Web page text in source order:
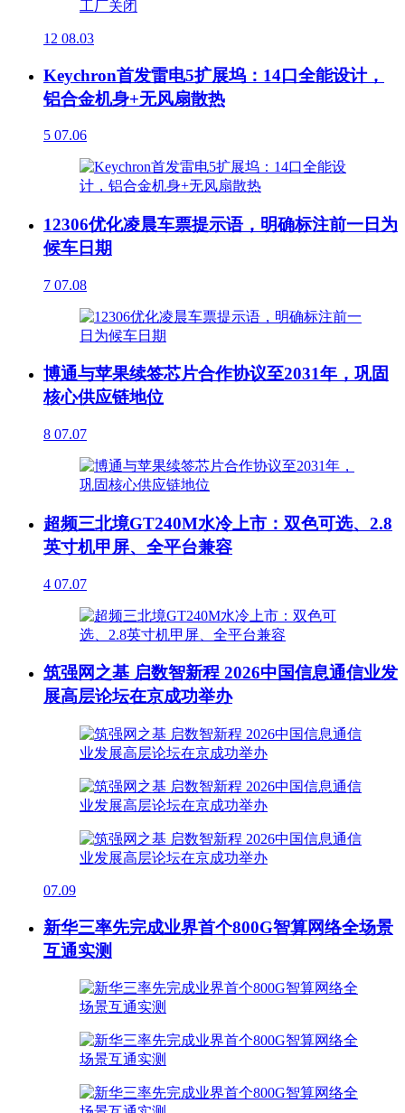
12 08.03
Keychron首发雷电5扩展坞：14口全能设计，
铝合金机身+无风扇散热
5 07.06
12306优化凌晨车票提示语，明确标注前一日为
候车日期
7 07.08
博通与苹果续签芯片合作协议至2031年，巩固
核心供应链地位
8 07.07
超频三北境GT240M水冷上市：双色可选、2.8
英寸机甲屏、全平台兼容
4 07.07
筑强网之基 启数智新程 2026中国信息通信业发
展高层论坛在京成功举办
07.09
新华三率先完成业界首个800G智算网络全场景
互通实测